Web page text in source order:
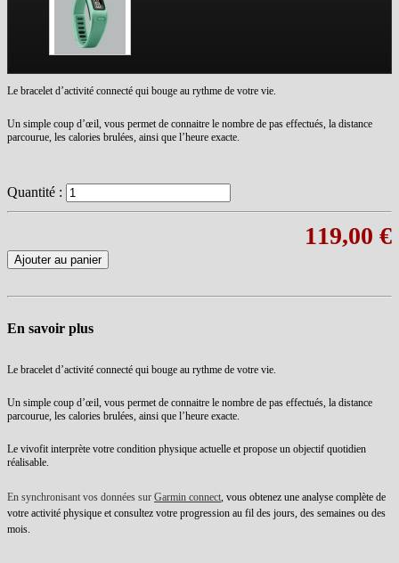
Le bracelet d’activité connecté qui bouge au rythme de votre vie.
Un simple coup d’œil, vous permet de connaitre le nombre de pas effectués, la distance
parcourue, les calories brulées, ainsi que l’heure exacte.
Quantité :
119,00 €
Ajouter au panier
En savoir plus
Le bracelet d’activité connecté qui bouge au rythme de votre vie.
Un simple coup d’œil, vous permet de connaitre le nombre de pas effectués, la distance
parcourue, les calories brulées, ainsi que l’heure exacte.
Le vivofit interprète votre condition physique actuelle et propose un objectif quotidien
réalisable.
En synchronisant vos données sur Garmin connect, vous obtenez une analyse complète de
votre activité physique et consultez votre progression au fil des jours, des semaines ou des
mois.